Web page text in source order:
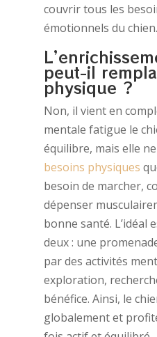
couvrir tous les
émotionnels du chien.
peut-il
physique ?
Non, il vient en
mentale fatigue le
équilibre, mais elle
besoins physiques
besoin de marcher,
dépenser
bonne santé. L’idéal
deux : une
par des activités
exploration,
bénéfice. Ainsi, le
globalement et